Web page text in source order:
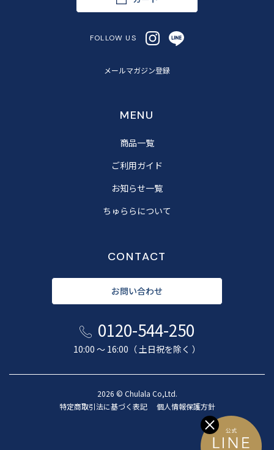
FOLLOW US
メールマガジン登録
MENU
商品一覧
ご利用ガイド
お知らせ一覧
ちゅららについて
CONTACT
お問い合わせ
0120-544-250
10:00 〜 16:00（ 土日祝を除く ）
2026 © Chulala Co,Ltd.
特定商取引法に基づく表記
個人情報保護方針